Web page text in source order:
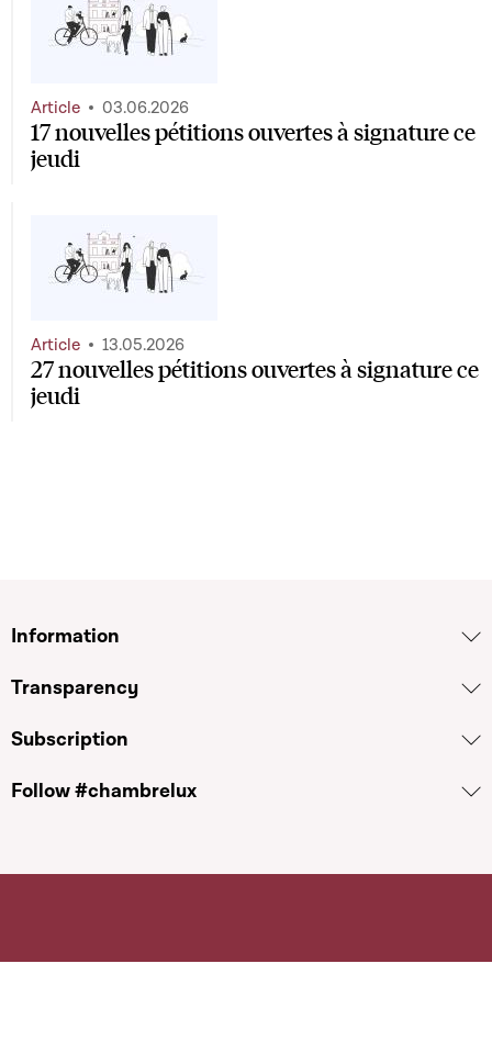
17 nouvelles pétitions ouvertes à signature ce
jeudi
Article 03.06.2026
27 nouvelles pétitions ouvertes à signature ce
jeudi
Article 13.05.2026
Information
Transparency
Subscription
Follow #chambrelux